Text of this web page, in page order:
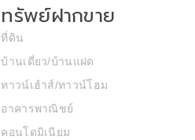
ทรัพย์ฝากขาย
ที่ดิน
บ้านเดี่ยว/บ้านแฝด
ทาวน์เฮ้าส์/ทาวน์โฮม
อาคารพาณิชย์
คอนโดมิเนียม